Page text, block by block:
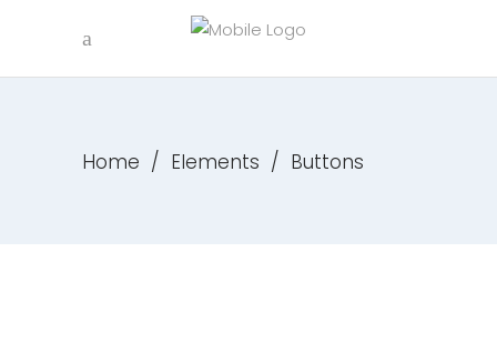
Home / Elements / Buttons